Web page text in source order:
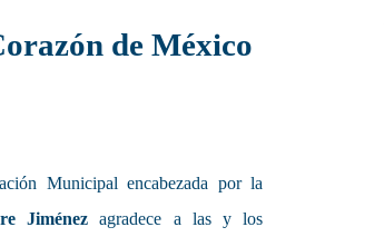
de México
Municipal encabezada por la
Jiménez agradece a las y los